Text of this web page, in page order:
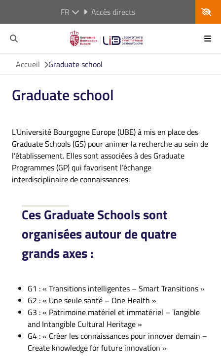
FR Accès directs
Accueil Graduate school
Graduate school
L’Université Bourgogne Europe (UBE) à mis en place des
Graduate Schools (GS) pour animer la recherche au sein de
l’établissement. Elles sont associées à des Graduate
Programmes (GP) qui favorisent l’échange
interdisciplinaire de connaissances.
Ces Graduate Schools sont
organisées autour de quatre
grands axes :
G1 : « Transitions intelligentes – Smart Transitions »
G2 : « Une seule santé – One Health »
G3 : « Patrimoine matériel et immatériel – Tangible
and Intangible Cultural Heritage »
G4 : « Créer les connaissances pour innover demain –
Create knowledge for future innovation »